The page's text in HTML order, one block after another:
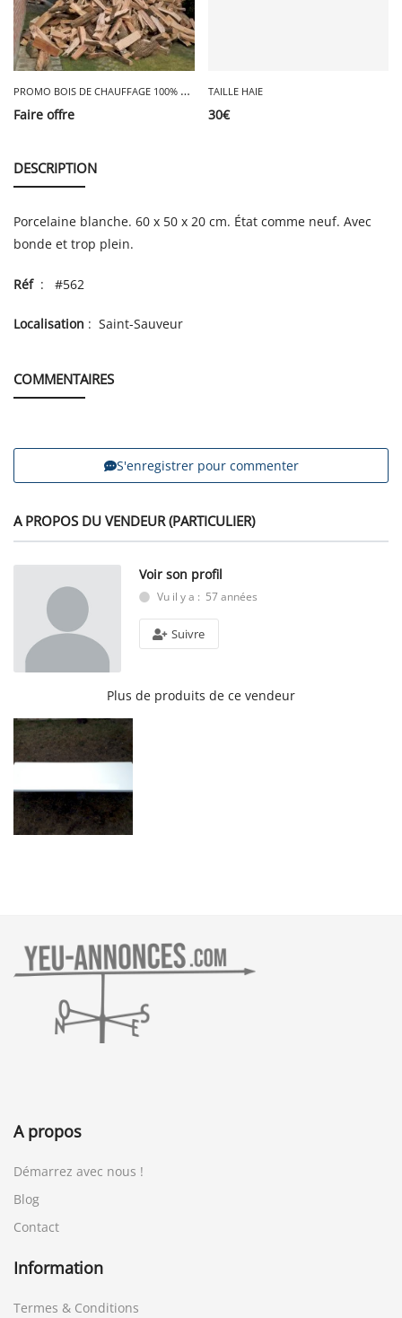
P
ROMO BOIS DE CHAUFFAGE 100% SEC à 35€
Faire offre
TAILLE HAIE
30€
DESCRIPTION
Porcelaine blanche. 60 x 50 x 20 cm. État comme neuf. Avec
bonde et trop plein.
Réf: #562
Localisation : Saint-Sauveur
COMMENTAIRES
S'enregistrer pour commenter
A PROPOS DU VENDEUR (PARTICULIER)
Voir son profil
Vu il y a : 57 années
Suivre
Plus de produits de ce vendeur
A propos
Démarrez avec nous !
Blog
Contact
Information
Termes & Conditions